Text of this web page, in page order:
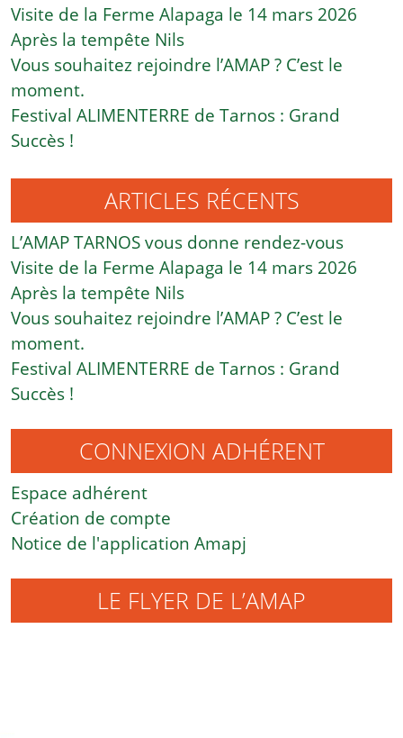
Visite de la Ferme Alapaga le 14 mars 2026
Après la tempête Nils
Vous souhaitez rejoindre l’AMAP ? C’est le
moment.
Festival ALIMENTERRE de Tarnos : Grand
Succès !
ARTICLES RÉCENTS
L’AMAP TARNOS vous donne rendez-vous
Visite de la Ferme Alapaga le 14 mars 2026
Après la tempête Nils
Vous souhaitez rejoindre l’AMAP ? C’est le
moment.
Festival ALIMENTERRE de Tarnos : Grand
Succès !
CONNEXION ADHÉRENT
Espace adhérent
Création de compte
Notice de l'application Amapj
LE FLYER DE L’AMAP